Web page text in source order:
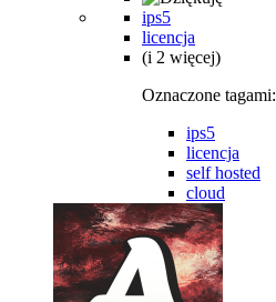
ips5
licencja
(i 2 więcej)
Oznaczone tagami:
ips5
licencja
self hosted
cloud